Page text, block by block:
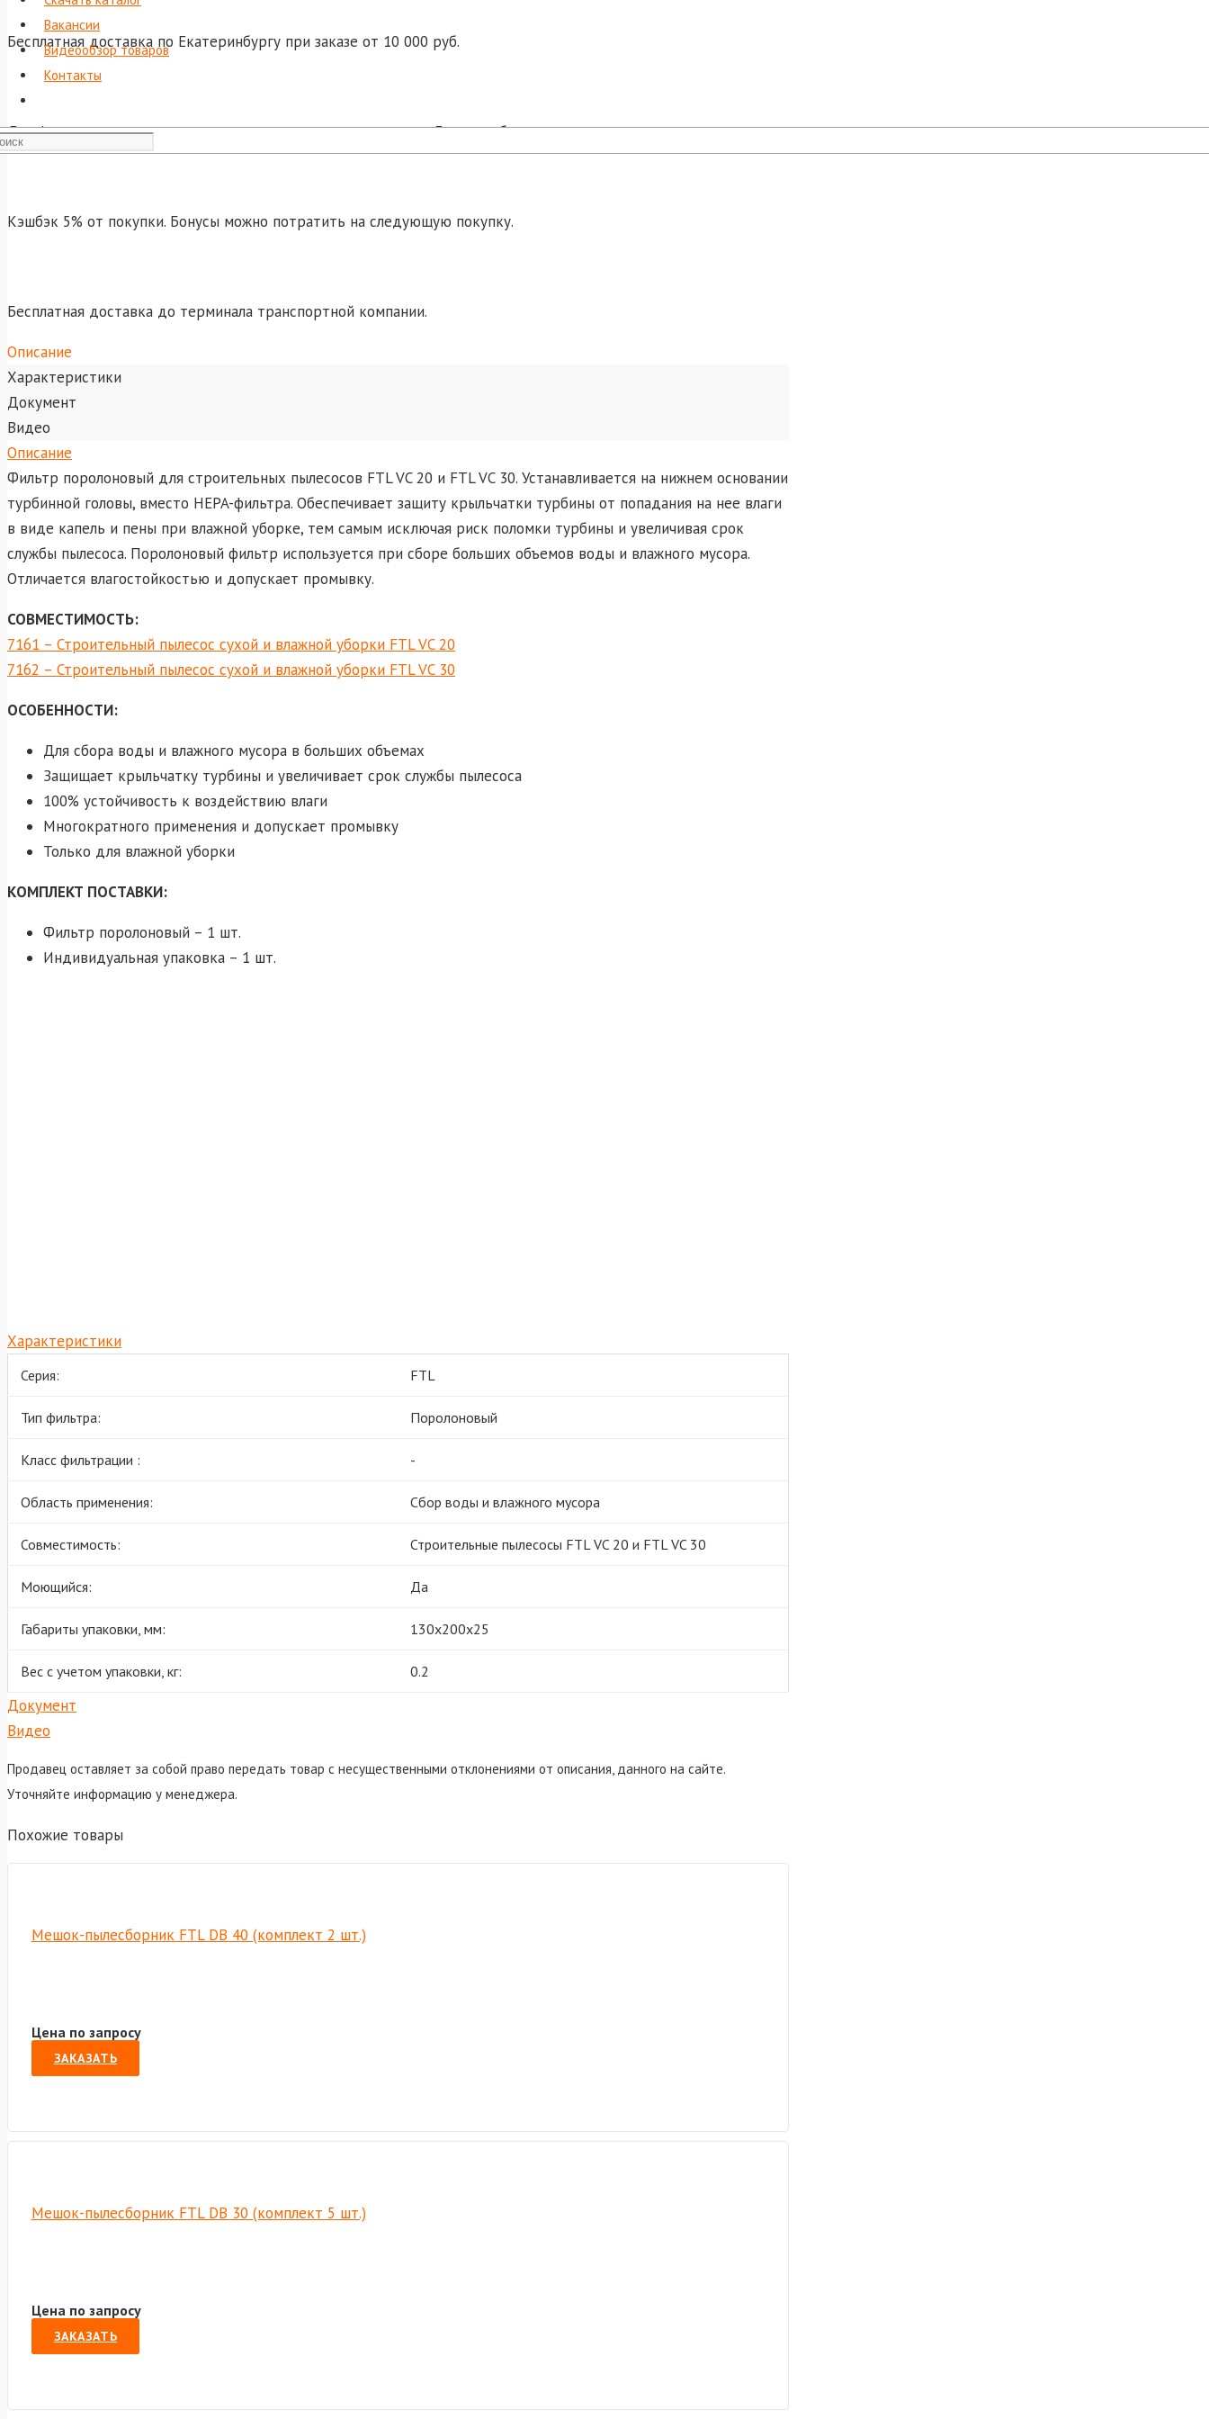
Вакансии
Видеообзор товаров
Контакты
Бесплатная доставка по Екатеринбургу при заказе от 10 000 руб.
Для физических лиц: оплата курьеру при получении товара в Екатеринбурге.
Кэшбэк 5% от покупки. Бонусы можно потратить на следующую покупку.
Бесплатная доставка до терминала транспортной компании.
Описание
Характеристики
Документ
Видео
Описание
Фильтр поролоновый для строительных пылесосов FTL VC 20 и FTL VC 30. Устанавливается на нижнем основании
турбинной головы, вместо HEPA-фильтра. Обеспечивает защиту крыльчатки турбины от попадания на нее влаги
в виде капель и пены при влажной уборке, тем самым исключая риск поломки турбины и увеличивая срок
службы пылесоса. Поролоновый фильтр используется при сборе больших объемов воды и влажного мусора.
Отличается влагостойкостью и допускает промывку.
СОВМЕСТИМОСТЬ:
7161 – Строительный пылесос сухой и влажной уборки FTL VC 20
7162 – Строительный пылесос сухой и влажной уборки FTL VC 30
ОСОБЕННОСТИ:
Для сбора воды и влажного мусора в больших объемах
Защищает крыльчатку турбины и увеличивает срок службы пылесоса
100% устойчивость к воздействию влаги
Многократного применения и допускает промывку
Только для влажной уборки
КОМПЛЕКТ ПОСТАВКИ:
Фильтр поролоновый – 1 шт.
Индивидуальная упаковка – 1 шт.
Характеристики
Серия: FTL
Тип фильтра: Поролоновый
Класс фильтрации : -
Область применения: Сбор воды и влажного мусора
Совместимость: Строительные пылесосы FTL VC 20 и FTL VC 30
Моющийся: Да
Габариты упаковки, мм: 130х200х25
Вес с учетом упаковки, кг: 0.2
Документ
Видео
Продавец оставляет за собой право передать товар с несущественными отклонениями от описания, данного на сайте.
Уточняйте информацию у менеджера.
Похожие товары
Мешок-пылесборник FTL DB 40 (комплект 2 шт.)
Цена по запросу
ЗАКАЗАТЬ
Мешок-пылесборник FTL DB 30 (комплект 5 шт.)
Цена по запросу
ЗАКАЗАТЬ